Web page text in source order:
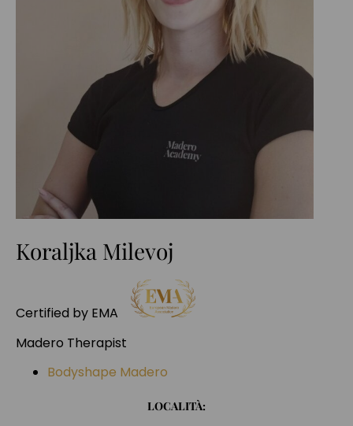
Koraljka Milevoj
Certified by EMA
Madero Therapist
Bodyshape Madero
LOCALITÀ: